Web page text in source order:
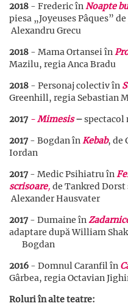
2018 - Frederic înNoapte
piesa „Joyeuses
Alexandru Grecu
2018 - Mama Ortansei în
Mazilu, regia Anca Bradu
2018 - Personaj colectiv în
Greenhill, regia Sebastian
2017 -Mimesis–spectacol
2017 - Bogdan înKebab, de
Iordan
2017 - Medic Psihiatru în
scrisoare, de Tankred
Alexander Hausvater
2017 - Dumaine în
adaptare după William
Bogdan
2016 - Domnul Caranfil în
Gârbea, regia Octavian
Roluri în alte teatre: